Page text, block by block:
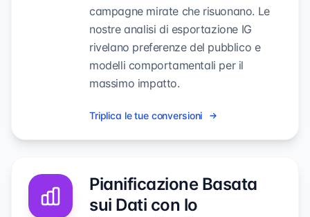
campagne mirate che risuonano. Le
nostre analisi di esportazione IG
rivelano preferenze del pubblico e
modelli comportamentali per il
massimo impatto.
Triplica le tue conversioni
Pianificazione Basata
sui Dati con lo